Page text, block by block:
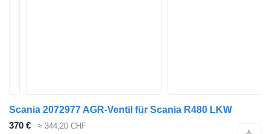
Scania 2072977 AGR-Ventil für Scania R480 LKW
370 €
≈ 344,20 CHF